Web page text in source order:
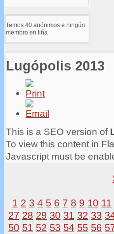
Temos 40 anónimos e ningún
membro en liña
Lugópolis 2013
This is a SEO version of
To view this content in
Javascript must be
1 2 3 4 5 6 7 8 9 10 11
27 28 29 30 31 32 33
50 51 52 53 54 55 56